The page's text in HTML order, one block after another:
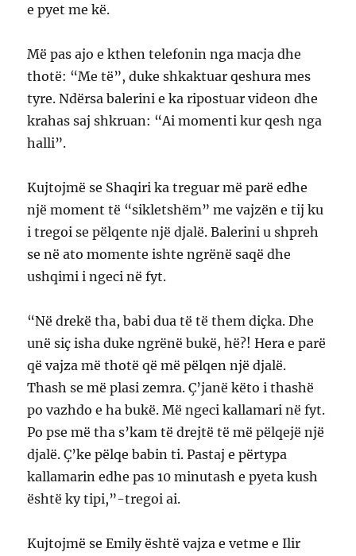
e pyet me kë.
Më pas ajo e kthen telefonin nga macja dhe
thotë: “Me të”, duke shkaktuar qeshura mes
tyre. Ndërsa balerini e ka ripostuar videon dhe
krahas saj shkruan: “Ai momenti kur qesh nga
halli”.
Kujtojmë se Shaqiri ka treguar më parë edhe
një moment të “sikletshëm” me vajzën e tij ku
i tregoi se pëlqente një djalë. Balerini u shpreh
se në ato momente ishte ngrënë saqë dhe
ushqimi i ngeci në fyt.
“Në drekë tha, babi dua të të them diçka. Dhe
unë siç isha duke ngrënë bukë, hë?! Hera e parë
që vajza më thotë që më pëlqen një djalë.
Thash se më plasi zemra. Ç’janë këto i thashë
po vazhdo e ha bukë. Më ngeci kallamari në fyt.
Po pse më tha s’kam të drejtë të më pëlqejë një
djalë. Ç’ke pëlqe babin ti. Pastaj e përtypa
kallamarin edhe pas 10 minutash e pyeta kush
është ky tipi,”-tregoi ai.
Kujtojmë se Emily është vajza e vetme e Ilir